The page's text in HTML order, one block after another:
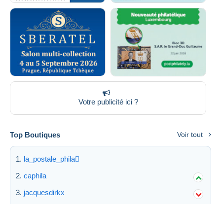
Votre publicité ici ?
Top Boutiques Voir tout
la_postale_phila
caphila
jacquesdirkx